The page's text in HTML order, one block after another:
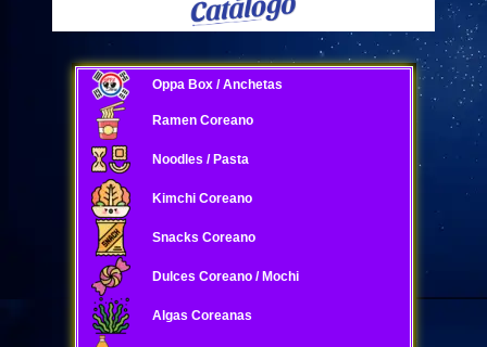
Oppa Box / Anchetas
Ramen Coreano
Noodles / Pasta
Kimchi Coreano
Snacks Coreano
Dulces Coreano / Mochi
Algas Coreanas